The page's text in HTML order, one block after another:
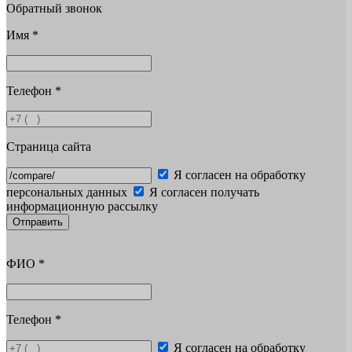
Обратный звонок
Имя *
Телефон *
Страница сайта
Я согласен на обработку
персональных данных
Я согласен получать
информационную рассылку
Отправить
ФИО *
Телефон *
Я согласен на обработку